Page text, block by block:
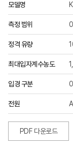
모델명
측정 범위
정격 유량
최대입자계수농도
입경 구분
전원
PDF 다운로드